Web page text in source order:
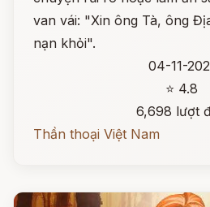
van vái: "Xin ông Tà, ông
nạn khỏi".
04-11-
⭐ 4.8
6,698 lượt
Thần thoại Việt Nam